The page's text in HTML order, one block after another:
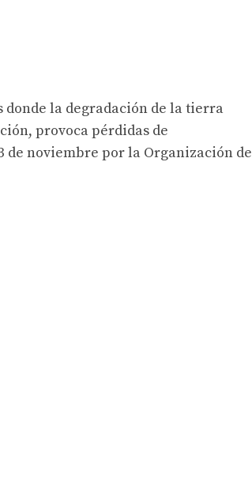
donde la degradación de la tierra
provoca pérdidas de
noviembre por la Organización de